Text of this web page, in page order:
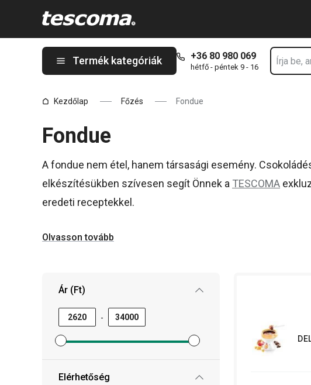
Termék kategóriák +36 80 980 069
hétfő - péntek 9 - 16
Kezdőlap Főzés Fondue
Fondue
A fondue nem étel, hanem társasági esemény.
elkészítésükben szívesen segít Önnek a TESCOMA
eredeti receptekkel.
Olvasson tovább
Ár (Ft)
-
Minimum ár szűrő beállítása
Maximum ár szűrő beállítása
Elérhetőség